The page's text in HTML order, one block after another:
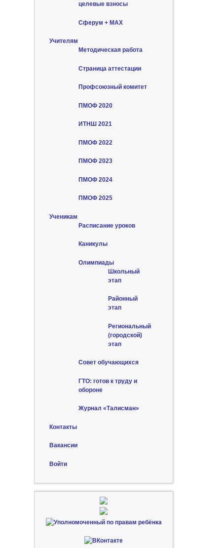
целевые взносы
Сферум + MAX
Учителям
Методическая работа
Страница аттестации
Профсоюзный комитет
ПМОФ 2020
ИТНШ 2021
ПМОФ 2022
ПМОФ 2023
ПМОФ 2024
ПМОФ 2025
Ученикам
Расписание уроков
Каникулы
Олимпиады
Школьный
этап
Районный
этап
Региональный
(городской)
этап
Совет обучающихся
ГТО: готов к труду и
обороне
Журнал «Талисман»
Контакты
Вакансии
Войти